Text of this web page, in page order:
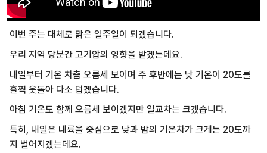
이번 주는 대체로 맑은 일주일이 되겠습니다.
우리 지역 당분간 고기압의 영향을 받겠는데요.
내일부터 기온 차츰 오름세 보이며 주 후반에는 낮 기온이 20도를
훌쩍 웃돌아 다소 덥겠습니다.
아침 기온도 함께 오름세 보이겠지만 일교차는 크겠습니다.
특히, 내일은 내륙을 중심으로 낮과 밤의 기온차가 크게는 20도까
지 벌어지겠는데요.